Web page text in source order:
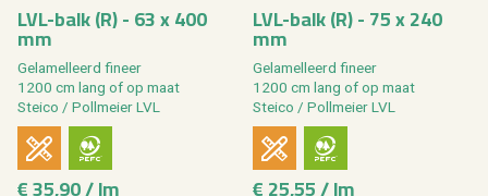
LVL-balk (R) - 63 x 400
mm
Ge­la­mel­leerd fi­neer
1200 cm lang of op maat
Stei­co / Poll­mei­er LVL
LVL-balk (R) - 75 x 240
mm
Ge­la­mel­leerd fi­neer
1200 cm lang of op maat
Stei­co / Poll­mei­er LVL